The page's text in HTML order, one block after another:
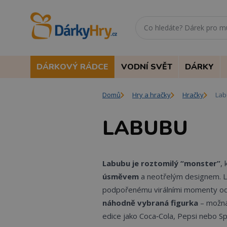
DÁRKOVÝ RÁDCE VODNÍ SVĚT DÁRKY
Domů Hry a hračky Hračky
LABUBU
Labubu je roztomilý “monster”,
úsměvem a neotřelým designem.
podpořenému virálními momenty
náhodně vybraná figurka –
edice jako Coca‑Cola, Pepsi nebo